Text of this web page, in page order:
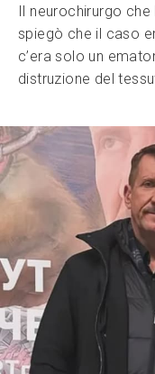
Il neurochirurgo
spiegò che il caso
c’era solo un
distruzione del